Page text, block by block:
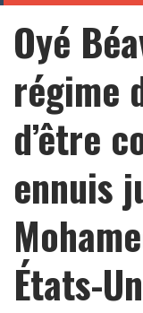
Oyé
régime
d’être
ennuis
États-